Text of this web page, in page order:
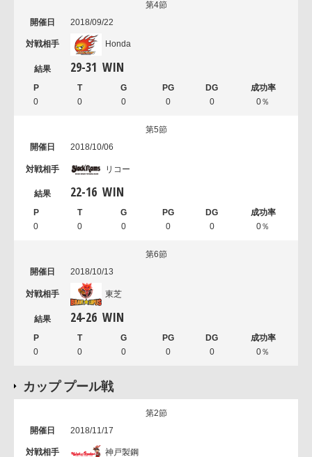
第4節
2018/09/22
Honda
29-31 WIN
0 0 0 0 0 0％
第5節
2018/10/06
リコー
22-16 WIN
0 0 0 0 0 0％
第6節
2018/10/13
東芝
24-26 WIN
0 0 0 0 0 0％
カップ プール戦
第2節
2018/11/17
神戸製鋼